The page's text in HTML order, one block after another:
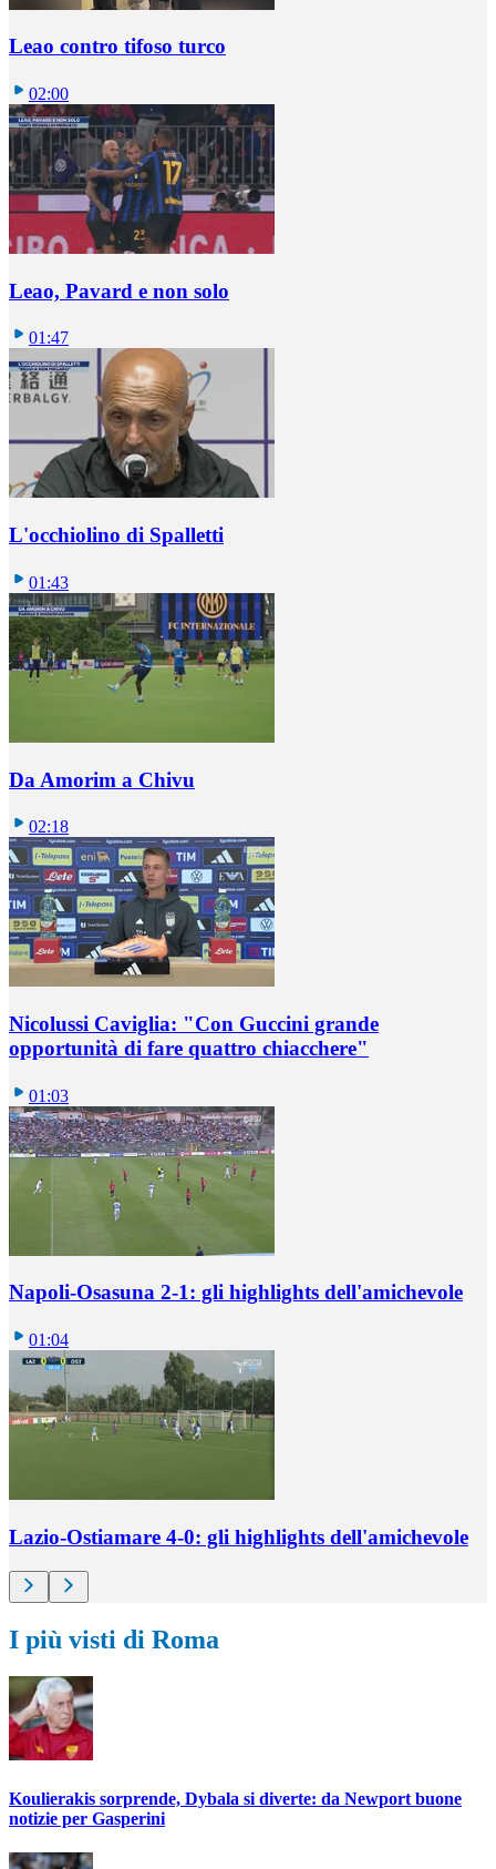
Leao contro tifoso turco
02:00
Leao, Pavard e non solo
01:47
L'occhiolino di Spalletti
01:43
Da Amorim a Chivu
02:18
Nicolussi Caviglia: "Con Guccini grande
opportunità di fare quattro chiacchere"
01:03
Napoli-Osasuna 2-1: gli highlights dell'amichevole
01:04
Lazio-Ostiamare 4-0: gli highlights dell'amichevole
I più visti di Roma
Koulierakis sorprende, Dybala si diverte: da Newport buone
notizie per Gasperini